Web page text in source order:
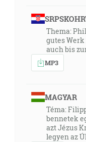
Thema:
gutes
auch bis
MP3
MAGYAR
Téma:
bennetek
azt Jézus
legyen az